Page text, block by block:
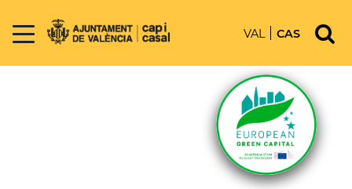
VAL CAS